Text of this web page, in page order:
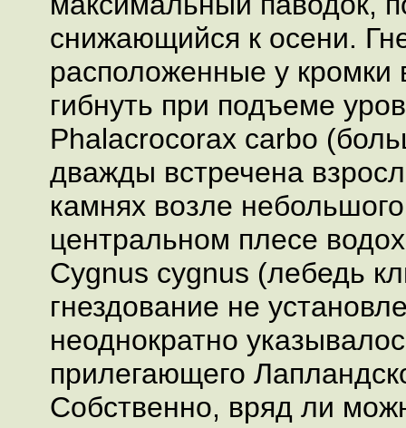
снижающийся к осени.
расположенные у
гибнуть при подъеме
Phalacrocorax carbo
дважды встречена
камнях возле
центральном плесе
Cygnus cygnus (лебедь
гнездование не
неоднократно
прилегающего
Собственно, вряд ли